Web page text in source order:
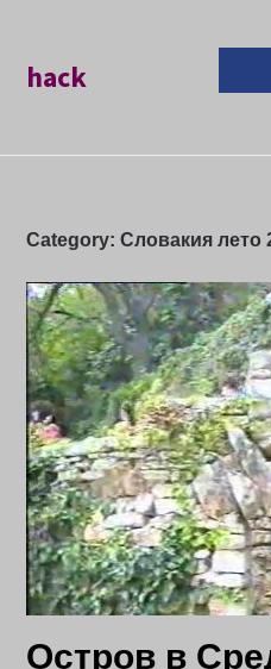
hack
Category:Словакия лето
Остров в